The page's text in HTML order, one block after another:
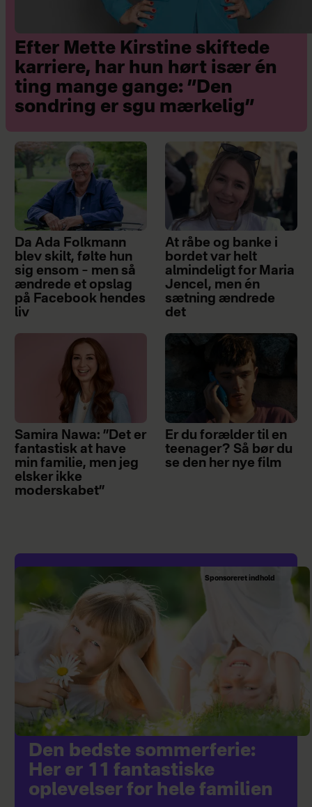
Efter Mette Kirstine skiftede
karriere, har hun hørt især én
ting mange gange: ”Den
sondring er sgu mærkelig”
Da Ada Folkmann
blev skilt, følte hun
sig ensom – men så
ændrede et opslag
på Facebook hendes
liv
At råbe og banke i
bordet var helt
almindeligt for Maria
Jencel, men én
sætning ændrede
det
Samira Nawa: ”Det er
fantastisk at have
min familie, men jeg
elsker ikke
moderskabet”
Er du forælder til en
teenager? Så bør du
se den her nye film
Sponsoreret indhold
Den bedste sommerferie:
Her er 11 fantastiske
oplevelser for hele familien